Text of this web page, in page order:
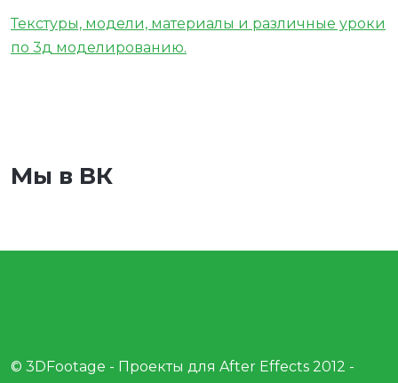
Текстуры, модели, материалы и различные уроки
по 3д моделированию.
Мы в ВК
© 3DFootage - Проекты для After Effects 2012 -